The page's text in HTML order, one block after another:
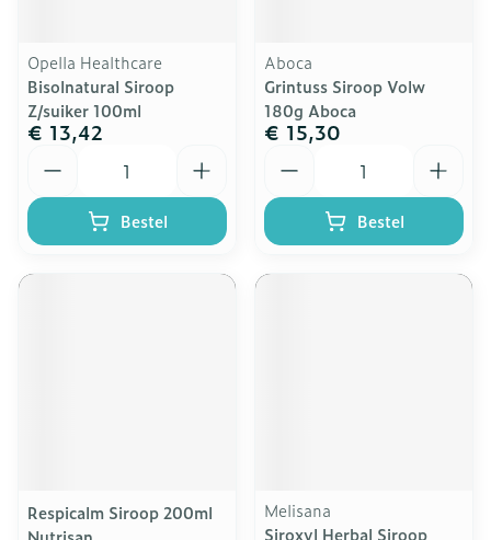
Opella Healthcare
Bisolnatural Siroop
Z/suiker 100ml
€ 13,42
Bestel
Aboca
Grintuss Siroop Volw
180g Aboca
€ 15,30
Bestel
Respicalm Siroop 200ml
Melisana
Siroxyl Herbal Siroop